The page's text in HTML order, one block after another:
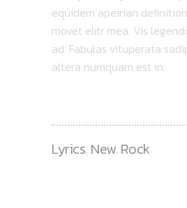
equidem apeirian
movet elitr mea. Vis
ad. Fabulas vituperata
altera numquam est in.
Lyrics, New, Rock